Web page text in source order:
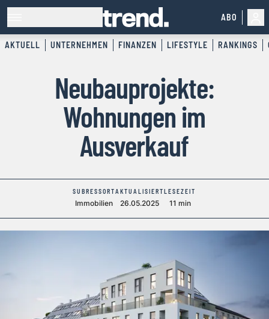
ABO
AKTUELL UNTERNEHMEN FINANZEN LIFESTYLE RANKINGS
Neubauprojekte:
Wohnungen im
Ausverkauf
SUBRESSORT
Immobilien
AKTUALISIERT
26.05.2025
LESEZEIT
11 min